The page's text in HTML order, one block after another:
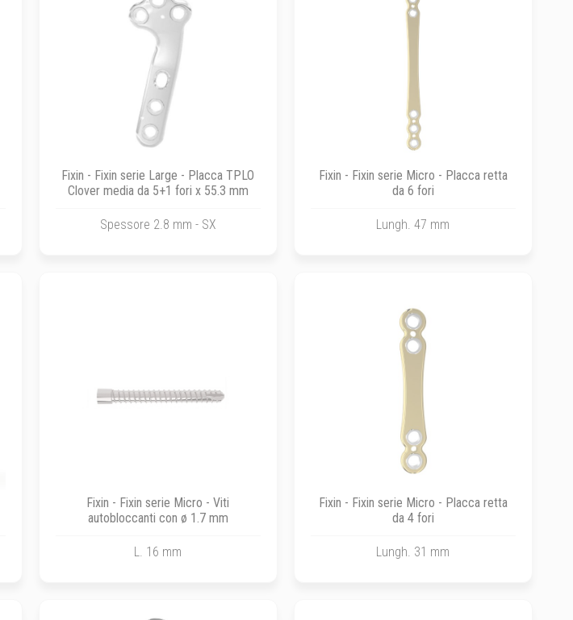
Fixin - Fixin serie Large - Placca TPLO
Clover media da 5+1 fori x 55.3 mm
Spessore 2.8 mm - SX
Fixin - Fixin serie Micro - Placca retta
da 6 fori
Lungh. 47 mm
Fixin - Fixin serie Micro - Viti
autobloccanti con ø 1.7 mm
L. 16 mm
Fixin - Fixin serie Micro - Placca retta
da 4 fori
Lungh. 31 mm